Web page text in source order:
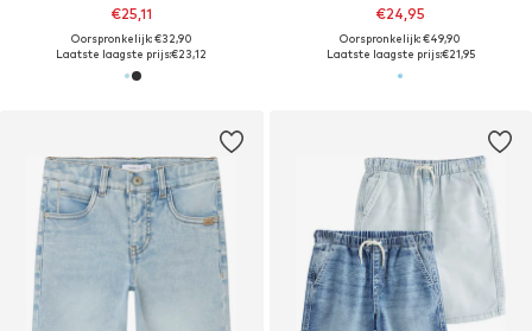
€25,11
Oorspronkelijk: €32,90
Laatste laagste prijs:€23,12
€24,95
Oorspronkelijk: €49,90
Laatste laagste prijs:€21,95